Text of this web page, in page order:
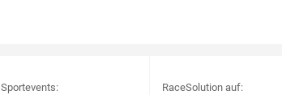
RaceSolution auf: